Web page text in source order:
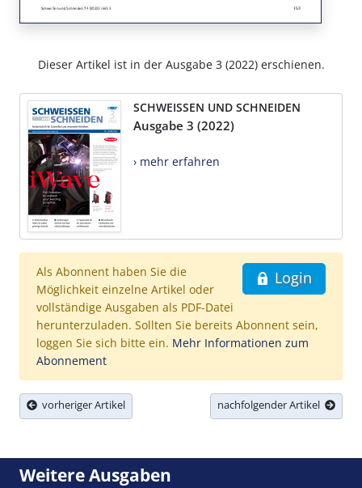
Dieser Artikel ist in der Ausgabe 3 (2022) erschienen.
SCHWEISSEN UND SCHNEIDEN
Ausgabe 3 (2022)
› mehr erfahren
Login
Als Abonnent haben Sie die
Möglichkeit einzelne Artikel oder
vollständige Ausgaben als PDF-Datei
herunterzuladen. Sollten Sie bereits Abonnent sein,
loggen Sie sich bitte ein. Mehr Informationen zum
Abonnement
vorheriger Artikel nachfolgender Artikel
Weitere Ausgaben